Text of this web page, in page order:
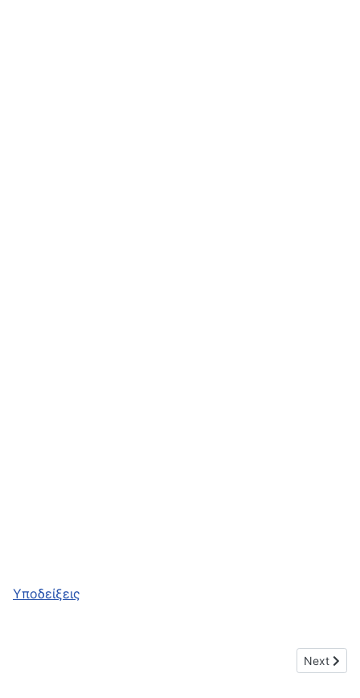
Υποδείξεις
Next
Next